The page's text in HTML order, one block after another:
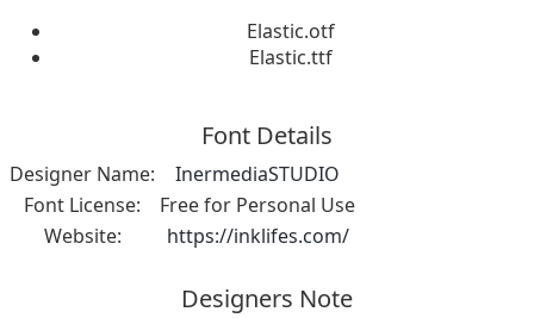
Elastic.otf
Elastic.ttf
Font Details
Designer Name:
InermediaSTUDIO
Font License:
Free for Personal Use
Website:
https://inklifes.com/
Designers Note